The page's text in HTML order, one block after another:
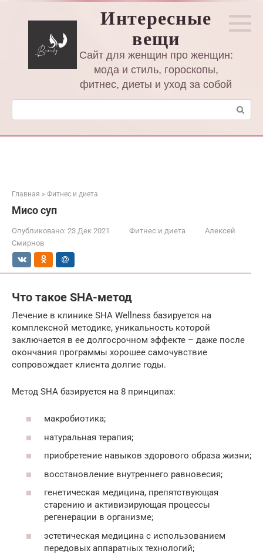
Интересные
вещи
Сайт для женщин про женщин:
мода и стиль, гороскопы,
фитнес, диеты и уход за собой
Поиск:
Главная » Фитнес и диета
Мисо суп
Опубликовано: 23 Дек 2021 Фитнес и диета
Алексей
Смирнов
Что такое SHA-метод
Лечение в клинике SHA Wellness базируется на
комплексной методике, уникальность которой
заключается в ее долгосрочном эффекте – даже после
окончания программы хорошее самочувствие
сопровождает клиента долгие годы.
Метод SHA базируется на 8 принципах:
макробиотика;
натуральная терапия;
приобретение навыков здорового образа жизни;
восстановление внутреннего равновесия;
генетическая медицина, препятствующая
старению и активизирующая процессы
регенерации в организме;
эстетическая медицина с использованием
передовых аппаратных технологий;